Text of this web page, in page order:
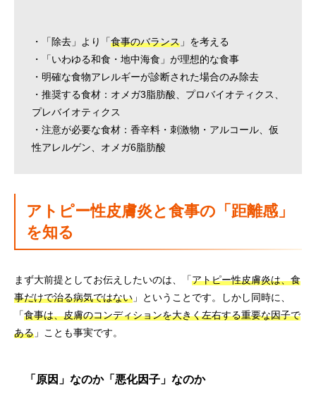
・「除去」より「食事のバランス 」を考える
・「いわゆる和食・地中海食」が理想的な食事
・明確な食物アレルギーが診断された場合のみ除去
・推奨する食材：オメガ3脂肪酸、プロバイオティクス、
プレバイオティクス
・注意が必要な食材：香辛料・刺激物・アルコール、仮
性アレルゲン、オメガ6脂肪酸
アトピー性皮膚炎と食事の「距離感」
を知る
まず大前提としてお伝えしたいのは、「アトピー性皮膚炎は、食
事だけで治る病気ではない 」ということです。しかし同時に、
「食事は、皮膚のコンディションを大きく左右する重要な因子で
ある 」ことも事実です。
「原因」なのか「悪化因子」なのか